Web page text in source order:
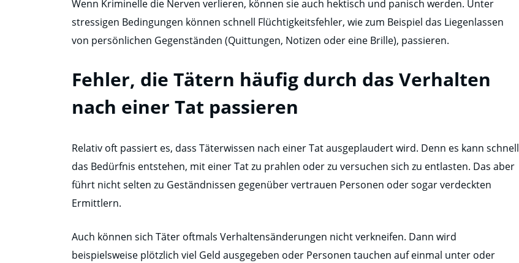
Wenn Kriminelle die Nerven verlieren, können sie auch hektisch und panisch werden. Unter
stressigen Bedingungen können schnell Flüchtigkeitsfehler, wie zum Beispiel das Liegenlassen
von persönlichen Gegenständen (Quittungen, Notizen oder eine Brille), passieren.
Fehler, die Tätern häufig durch das Verhalten
nach einer Tat passieren
Relativ oft passiert es, dass Täterwissen nach einer Tat ausgeplaudert wird. Denn es kann schnell
das Bedürfnis entstehen, mit einer Tat zu prahlen oder zu versuchen sich zu entlasten. Das aber
führt nicht selten zu Geständnissen gegenüber vertrauen Personen oder sogar verdeckten
Ermittlern.
Auch können sich Täter oftmals Verhaltensänderungen nicht verkneifen. Dann wird
beispielsweise plötzlich viel Geld ausgegeben oder Personen tauchen auf einmal unter oder